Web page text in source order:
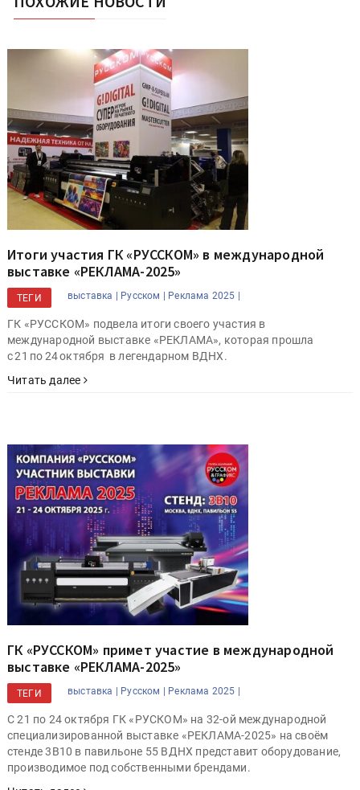
Итоги участия ГК «РУССКОМ» в международной
выставке «РЕКЛАМА-2025»
ТЕГИ выставка | Русском | Реклама 2025 |
ГК «РУССКОМ» подвела итоги своего участия в
международной выставке «РЕКЛАМА», которая прошла
с 21 по 24 октября в легендарном ВДНХ.
Читать далее
ГК «РУССКОМ» примет участие в международной
выставке «РЕКЛАМА-2025»
ТЕГИ выставка | Русском | Реклама 2025 |
С 21 по 24 октября ГК «РУСКОМ» на 32-ой международной
специализированной выставке «РЕКЛАМА-2025» на своём
стенде 3B10 в павильоне 55 ВДНХ представит оборудование,
производимое под собственными брендами.